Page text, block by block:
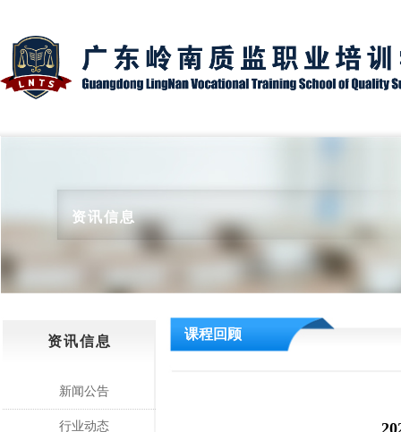
资讯信息
资讯信息
新闻公告
行业动态
课程回顾